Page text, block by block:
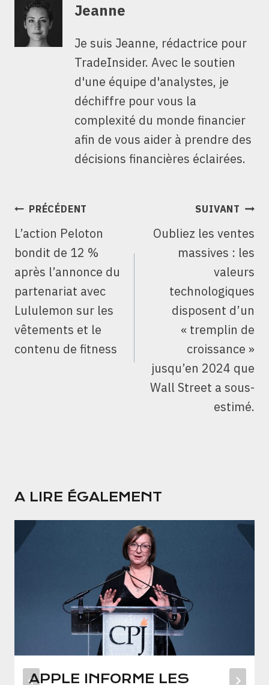
Jeanne
Je suis Jeanne, rédactrice pour
TradeInsider. Avec le soutien
d'une équipe d'analystes, je
déchiffre pour vous la
complexité du monde financier
afin de vous aider à prendre des
décisions financières éclairées.
NAVIGATION
L’ARTICLE
PRÉCÉDENT
L’action Peloton
bondit de 12 %
après l’annonce du
partenariat avec
Lululemon sur les
vêtements et le
contenu de fitness
SUIVANT
Oubliez les ventes
massives : les
valeurs
technologiques
disposent d’un
« tremplin de
croissance »
jusqu’en 2024 que
Wall Street a sous-
estimé.
A LIRE ÉGALEMENT
APPLE INFORME LES